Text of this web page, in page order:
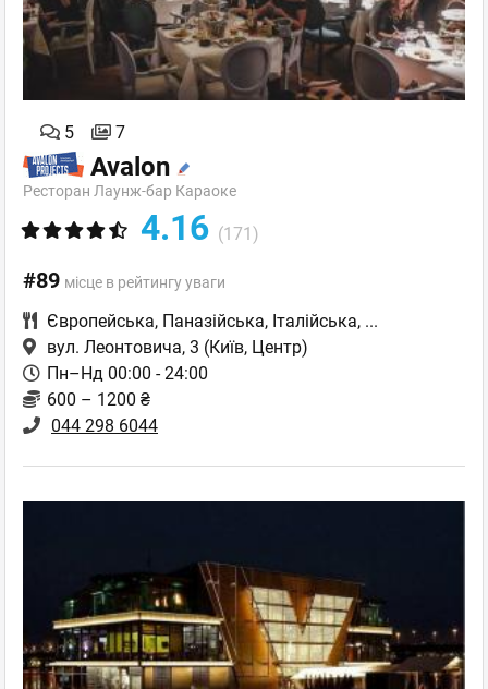
5 7
Avalon
Ресторан Лаунж-бар Караоке
4.16 (171)
#89 місце в рейтингу уваги
Європейська, Паназійська, Італійська, ...
вул. Леонтовича, 3 (Київ, Центр)
Пн–Нд 00:00 - 24:00
600 – 1200 ₴
044 298 6044